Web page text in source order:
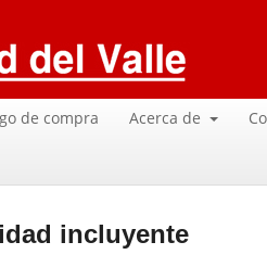
de compra Acerca de
incluyente